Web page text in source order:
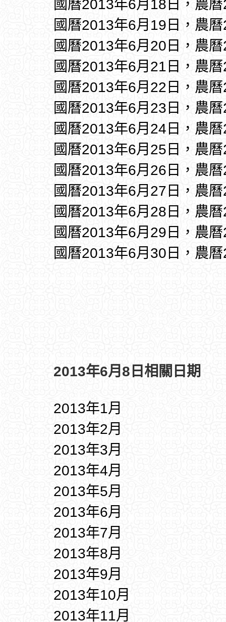
國曆2013年6月18日，農
國曆2013年6月19日，農
國曆2013年6月20日，農
國曆2013年6月21日，農
國曆2013年6月22日，農
國曆2013年6月23日，農
國曆2013年6月24日，農
國曆2013年6月25日，農
國曆2013年6月26日，農
國曆2013年6月27日，農
國曆2013年6月28日，農
國曆2013年6月29日，農
國曆2013年6月30日，農
2013年6月8日相關日期
2013年1月
2013年2月
2013年3月
2013年4月
2013年5月
2013年6月
2013年7月
2013年8月
2013年9月
2013年10月
2013年11月